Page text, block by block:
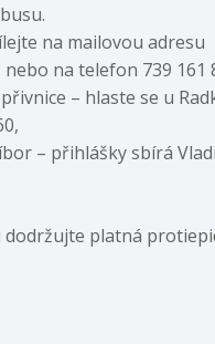
na mailovou adresu
nebo na telefon 739 161
– hlaste se u
– přihlášky sbírá
dodržujte platná